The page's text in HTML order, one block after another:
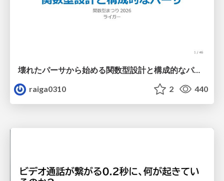
壊れたパーサから始める関数型設計と構成的なパーサ #fp_matsuri
raiga0310
2 440